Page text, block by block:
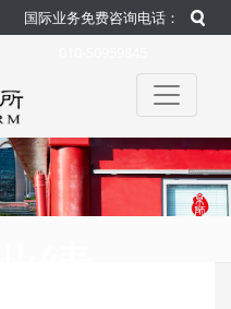
国际业务免费咨询电话：